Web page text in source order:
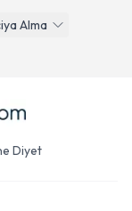
Alma
Diyet